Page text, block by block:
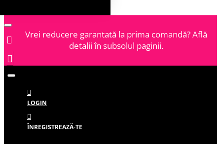
Vrei reducere garantată la prima comandă? Află
detalii în subsolul paginii.
LOGIN
ÎNREGISTREAZĂ-TE